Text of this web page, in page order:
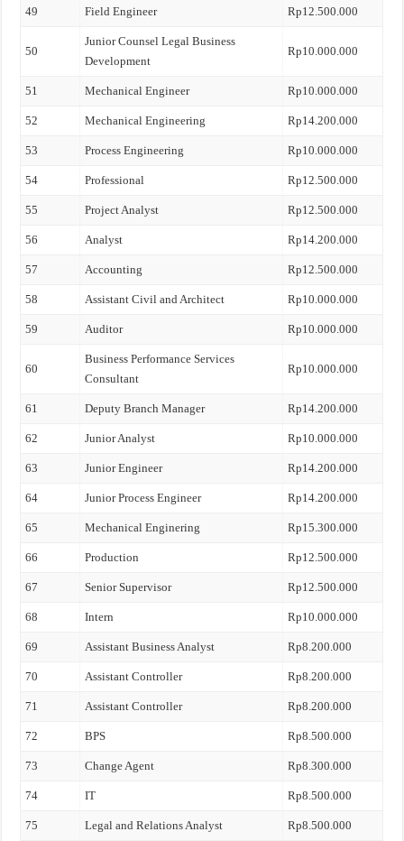
49 Field Engineer Rp12.500.000
50
Junior Counsel Legal Business
Development
Rp10.000.000
51 Mechanical Engineer Rp10.000.000
52 Mechanical Engineering Rp14.200.000
53 Process Engineering Rp10.000.000
54 Professional Rp12.500.000
55 Project Analyst Rp12.500.000
56 Analyst Rp14.200.000
57 Accounting Rp12.500.000
58 Assistant Civil and Architect Rp10.000.000
59 Auditor Rp10.000.000
60
Business Performance Services
Consultant
Rp10.000.000
61 Deputy Branch Manager Rp14.200.000
62 Junior Analyst Rp10.000.000
63 Junior Engineer Rp14.200.000
64 Junior Process Engineer Rp14.200.000
65 Mechanical Enginering Rp15.300.000
66 Production Rp12.500.000
67 Senior Supervisor Rp12.500.000
68 Intern Rp10.000.000
69 Assistant Business Analyst Rp8.200.000
70 Assistant Controller Rp8.200.000
71 Assistant Controller Rp8.200.000
72 BPS Rp8.500.000
73 Change Agent Rp8.300.000
74 IT Rp8.500.000
75 Legal and Relations Analyst Rp8.500.000